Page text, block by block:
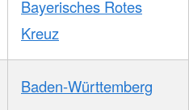
Bayerisches Rotes
Kreuz
Baden-Württemberg